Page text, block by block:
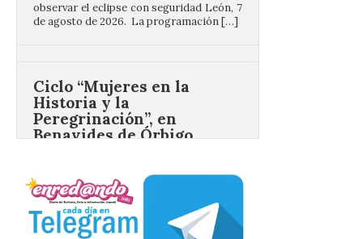
Ciclo “Mujeres en la
7 Ago 2026
peregrinación femenina.
Presentación del Libro
“Va de Monjas”, de José
Fernando Cornejo. Apertura de una doble
exposición de fotografía. Este viernes, 7